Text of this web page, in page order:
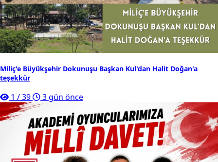
Miliç'e Büyükşehir Dokunuşu Başkan Kul'dan Halit Doğan'a
teşekkür
1 /39 3 gün önce